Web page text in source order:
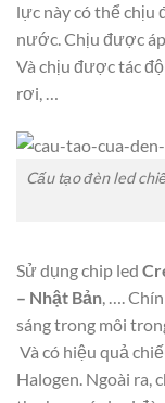
lực này có thể chịu
nước. Chịu được
Và chịu được tác
rơi, …
Cấu tạo đèn led
Sử dụng chip led
– Nhật Bản, ….
sáng trong môi
Và có hiệu quả
Halogen. Ngoài ra,